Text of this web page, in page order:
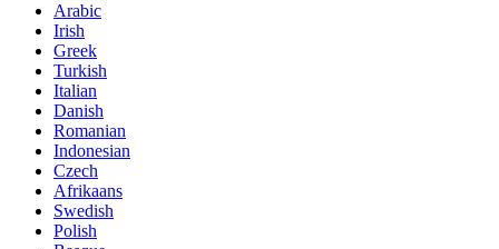
Arabic
Irish
Greek
Turkish
Italian
Danish
Romanian
Indonesian
Czech
Afrikaans
Swedish
Polish